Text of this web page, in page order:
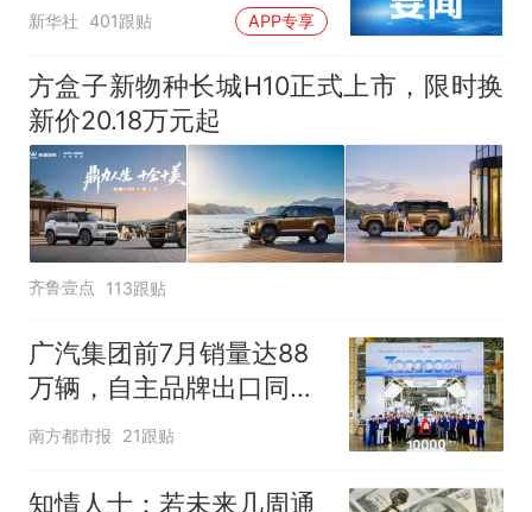
新华社 401跟贴 APP专享
方盒子新物种长城H10正式上市，限时换
新价20.18万元起
齐鲁壹点 113跟贴
广汽集团前7月销量达88
万辆，自主品牌出口同比
增130%
南方都市报 21跟贴
知情人士：若未来几周通